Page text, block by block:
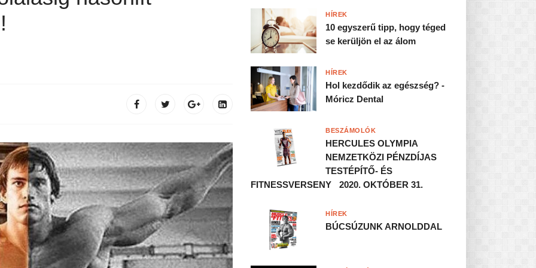
10 egyszerű tipp, hogy téged
se kerüljön el az álom
HÍREK
Hol kezdődik az egészség? -
Móricz Dental
HÍREK
HERCULES OLYMPIA
NEMZETKÖZI PÉNZDÍJAS
TESTÉPÍTŐ- ÉS
FITNESSVERSENY 2020. OKTÓBER 31.
BESZÁMOLÓK
BÚCSÚZUNK ARNOLDDAL
HÍREK